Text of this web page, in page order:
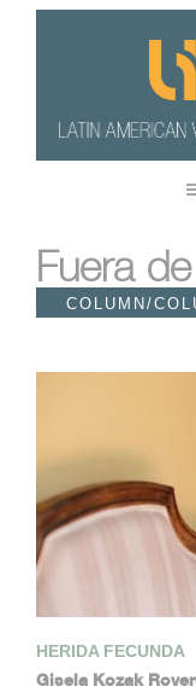
Fuera
COLUMN/
HERIDA FECUNDA
Gisela Kozak